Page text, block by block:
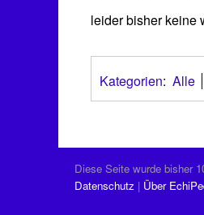
leider bisher keine
Kategorien: Alle
Diese Seite wurde bisher
Datenschutz
Über